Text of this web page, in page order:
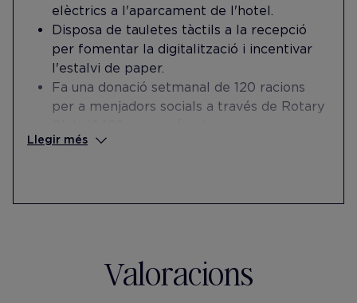
elèctrics a l'aparcament de l'hotel.
Disposa de tauletes tàctils a la recepció
per fomentar la digitalització i incentivar
l'estalvi de paper.
Fa una donació setmanal de 120 racions
per a menjadors socials a través de Rotary
Col·labora amb la Fundació Aura
Celebra anualment un sopar de gala
Col·labora amb ACCAP en la contractació
Llegir més
Valoracions